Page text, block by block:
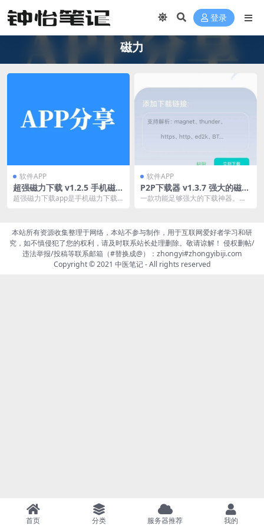
登录
磁力
软件APP
超强磁力下载 v1.2.5 手机磁力
下载神器，解析速度非常快，
超强磁力下载app是手机磁力下载
软件APP
P2P下载器 v1.3.7 强大的磁力
种子下载神器，无限速解锁会
一款功能足够强大的下载神器。这
本站所有资源收集整理于网络，本站不参与制作，用于互联网爱好者学习和研
究，如不慎侵犯了您的权利，请及时联系站长处理删除。敬请谅解！ 侵权删帖/
违法举报/投稿等联系邮箱（#替换成@）：zhongyi#zhongyibiji.com
Copyright © 2021 中医笔记- All rights reserved
首页 分类 服务器推荐 我的